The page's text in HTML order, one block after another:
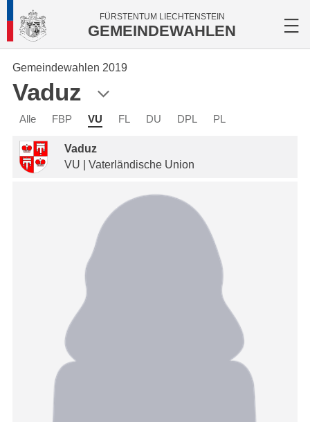
FÜRSTENTUM LIECHTENSTEIN
GEMEINDEWAHLEN
Gemeindewahlen 2019
Vaduz
Alle FBP VU FL DU DPL PL
Vaduz
VU | Vaterländische Union